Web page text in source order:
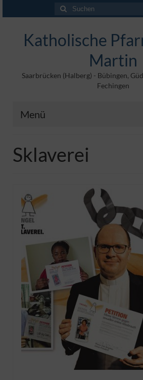
Suchen
nach:
Katholische
Martin
Saarbrücken (Halberg) - Bübingen,
Fechingen
Menü
Veröffentlichungen
Impressum
Maltische für Kinder
Pfadfinder
Sklaverei